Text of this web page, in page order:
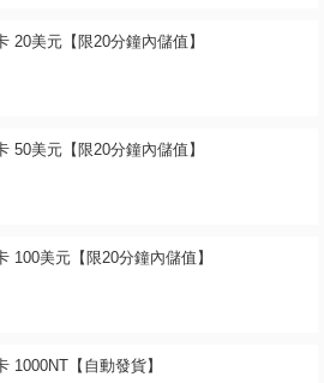
20美元【限20分鐘內儲值】
50美元【限20分鐘內儲值】
100美元【限20分鐘內儲值】
1000NT【自動發貨】